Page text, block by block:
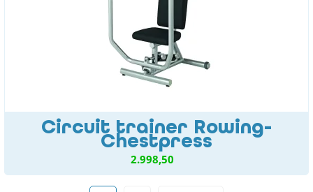
Circuit trainer Rowing-
Chestpress
2.998,50